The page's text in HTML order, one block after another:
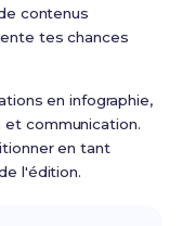
contenus
tes chances
en infographie,
communication.
en tant
l'édition.